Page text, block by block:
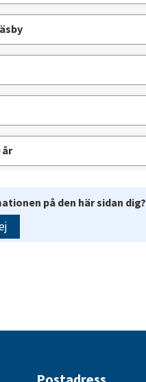
år
på den här sidan dig?
Postadress